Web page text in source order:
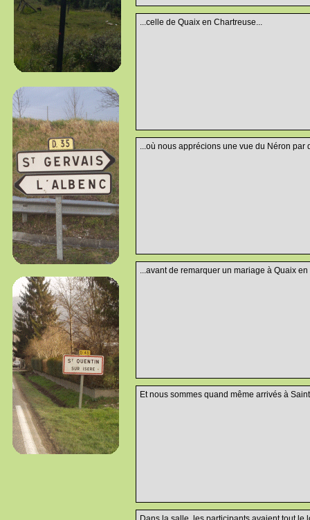
...celle de Quaix en Chartreuse...
...où nous apprécions une vue du Néron par
...avant de remarquer un mariage à Quaix
Et nous sommes quand même arrivés à